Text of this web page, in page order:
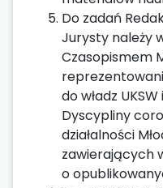
Do zadań
Jurysty należy
Czasopismem
do władz
Dyscypliny
działalności
zawierających
o